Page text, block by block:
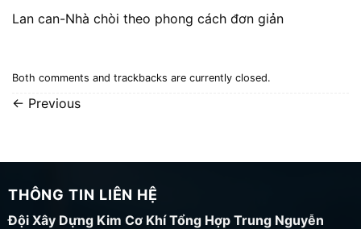
Lan can-Nhà chòi theo phong cách đơn giản
Both comments and trackbacks are currently closed.
← Previous
THÔNG TIN LIÊN HỆ
Đội Xây Dựng Kim Cơ Khí Tổng Hợp Trung Nguyễn